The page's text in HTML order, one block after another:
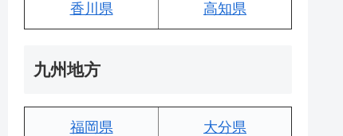
香川県 高知県
九州地方
福岡県 大分県